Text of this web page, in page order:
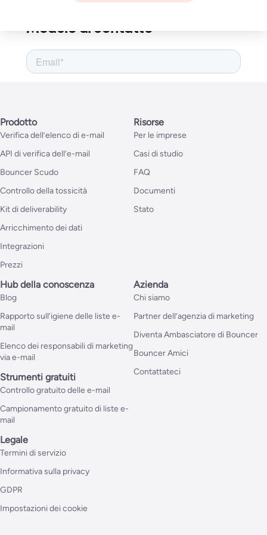
Modulo di contatto
Prodotto
Verifica dell’elenco di e-mail
API di verifica dell’e-mail
Bouncer Scudo
Controllo della tossicità
Kit di deliverability
Arricchimento dei dati
Integrazioni
Prezzi
Risorse
Per le imprese
Casi di studio
FAQ
Documenti
Stato
Hub della conoscenza
Blog
Rapporto sull’igiene delle liste e-
mail
Elenco dei responsabili di marketing
via e-mail
Strumenti gratuiti
Controllo gratuito delle e-mail
Campionamento gratuito di liste e-
mail
Azienda
Chi siamo
Partner dell’agenzia di marketing
Diventa Ambasciatore di Bouncer
Bouncer Amici
Contattateci
Legale
Termini di servizio
Informativa sulla privacy
GDPR
Impostazioni dei cookie